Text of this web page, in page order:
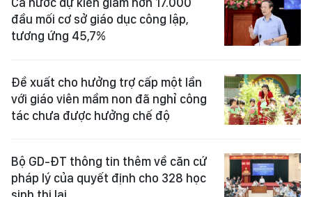
đầu mối cơ sở giáo dục công lập,
tương ứng 45,7%
Đề xuất cho hưởng trợ cấp một lần
với giáo viên mầm non đã nghỉ công
tác chưa được hưởng chế độ
Bộ GD-ĐT thông tin thêm về căn cứ
pháp lý của quyết định cho 328 học